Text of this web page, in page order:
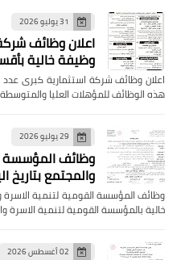
31 يوليو 2026
وظيفة خالية
هذه الوظائف للمؤهلات العليا
29 يوليو 2026
وظائف المؤسسة
والمجتمع بتاريخ اليوم
خالية بالمؤسسة القومية لتنمية الاسرة
02 أغسطس 2026